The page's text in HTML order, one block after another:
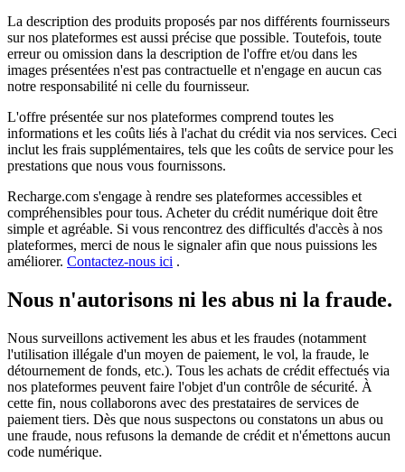
La description des produits proposés par nos différents fournisseurs
sur nos plateformes est aussi précise que possible. Toutefois, toute
erreur ou omission dans la description de l'offre et/ou dans les
images présentées n'est pas contractuelle et n'engage en aucun cas
notre responsabilité ni celle du fournisseur.
L'offre présentée sur nos plateformes comprend toutes les
informations et les coûts liés à l'achat du crédit via nos services. Ceci
inclut les frais supplémentaires, tels que les coûts de service pour les
prestations que nous vous fournissons.
Recharge.com s'engage à rendre ses plateformes accessibles et
compréhensibles pour tous. Acheter du crédit numérique doit être
simple et agréable. Si vous rencontrez des difficultés d'accès à nos
plateformes, merci de nous le signaler afin que nous puissions les
améliorer. Contactez-nous ici .
Nous n'autorisons ni les abus ni la fraude.
Nous surveillons activement les abus et les fraudes (notamment
l'utilisation illégale d'un moyen de paiement, le vol, la fraude, le
détournement de fonds, etc.). Tous les achats de crédit effectués via
nos plateformes peuvent faire l'objet d'un contrôle de sécurité. À
cette fin, nous collaborons avec des prestataires de services de
paiement tiers. Dès que nous suspectons ou constatons un abus ou
une fraude, nous refusons la demande de crédit et n'émettons aucun
code numérique.